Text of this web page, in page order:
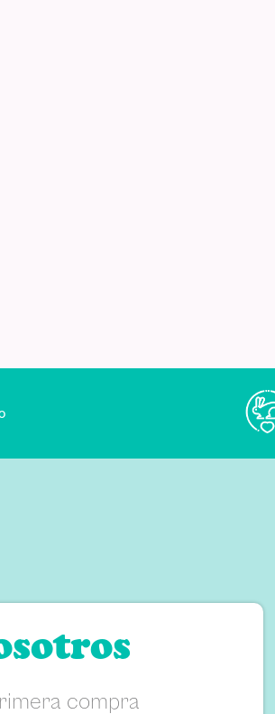
compra